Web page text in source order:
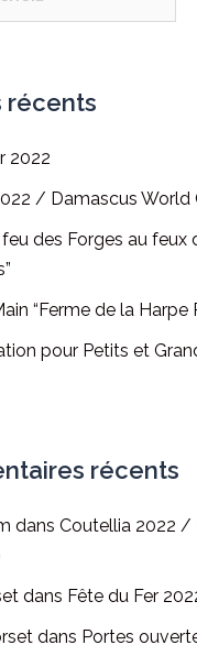
récents
2022
/ Damascus World
des Forges au feux
“Ferme de la Harpe
pour Petits et
récents
dans Coutellia 2022 /
dans Fête du Fer
dans Portes